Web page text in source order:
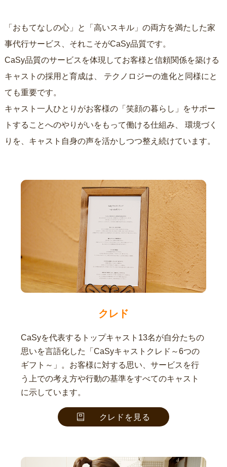
「おもてなしの心」と「高いスキル」の両方を満たした家
事代行サービス、それこそがCaSy品質です。
CaSy品質のサービスを体現してお客様と信頼関係を築ける
キャストの採用と育成は、
ても重要です。
キャスト一人ひとりがお客様の「笑顔の暮らし」をサポー
トすることへのやりがいをもって働ける仕組み、
りを、キャスト自身の声を活かしつつ整え続けています。
クレド
CaSyを代表するトップキャスト13名が自分たちの
思いを言語化した「CaSyキャストクレド～6つの
ギフト～」。お客様に対する思い、サービスを行
う上での考え方や行動の基準をすべてのキャスト
に示しています。
クレドを見る